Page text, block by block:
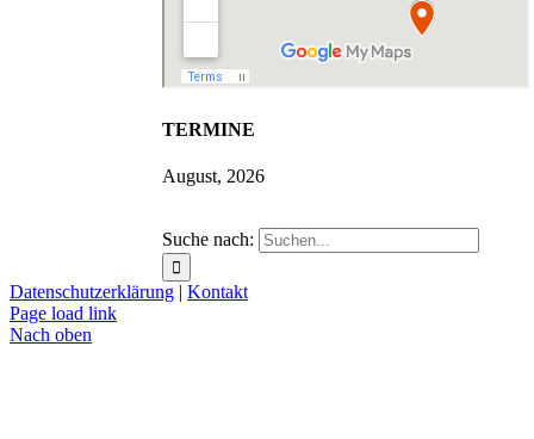
TERMINE
August, 2026
Suche nach:
Datenschutzerklärung | Kontakt
Page load link
Nach oben